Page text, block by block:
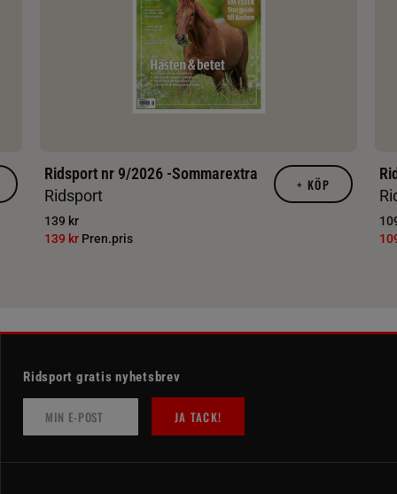
Ridsport nr 9/2026 -Sommarextra
Ridsport
139 kr
139 kr Pren.pris
+ KÖP
Ridsport gratis nyhetsbrev
JA TACK!